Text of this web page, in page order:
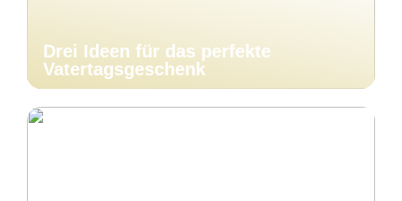
Drei Ideen für das perfekte
Vatertagsgeschenk